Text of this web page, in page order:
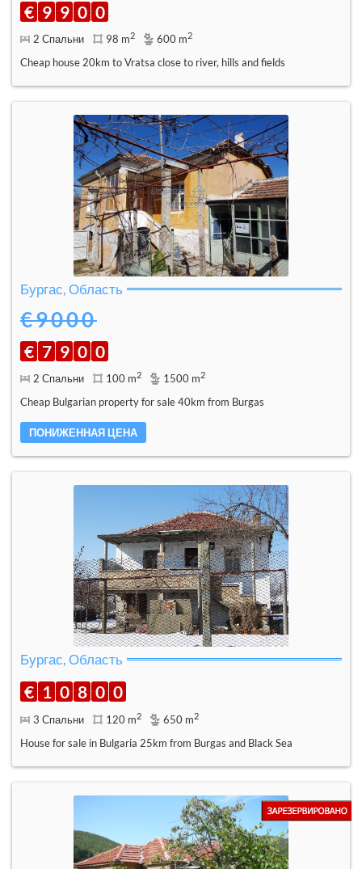
€ 9 9 0 0
2 Спальни 98 m2 600 m2
Cheap house 20km to Vratsa close to river, hills and fields
Бургас, Область
€9000
€ 7 9 0 0
2 Спальни 100 m2 1500 m2
Cheap Bulgarian property for sale 40km from Burgas
ПОНИЖЕННАЯ ЦЕНА
Бургас, Область
€ 1 0 8 0 0
3 Спальни 120 m2 650 m2
House for sale in Bulgaria 25km from Burgas and Black Sea